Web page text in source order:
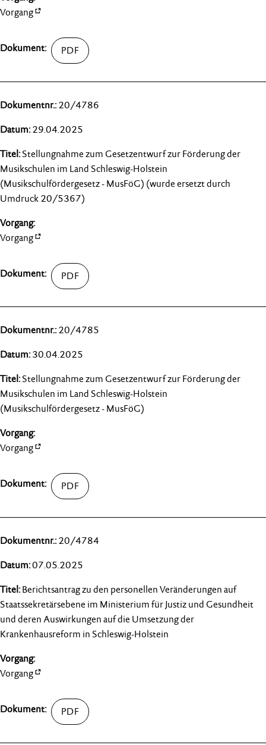
Vorgang
20/4786
29.04.2025
Stellungnahme zum Gesetzentwurf zur Förderung der
Musikschulen im Land Schleswig-Holstein
(Musikschulfördergesetz - MusFöG) (wurde ersetzt durch
Umdruck 20/5367)
Vorgang
20/4785
30.04.2025
Stellungnahme zum Gesetzentwurf zur Förderung der
Musikschulen im Land Schleswig-Holstein
(Musikschulfördergesetz - MusFöG)
Vorgang
20/4784
07.05.2025
Berichtsantrag zu den personellen Veränderungen auf
Staatssekretärsebene im Ministerium für Justiz und Gesundheit
und deren Auswirkungen auf die Umsetzung der
Krankenhausreform in Schleswig-Holstein
Vorgang